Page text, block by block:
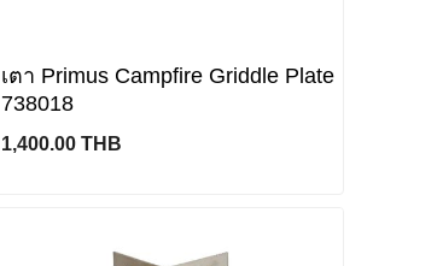
เตา Primus Campfire Griddle Plate
738018
1,400.00 THB